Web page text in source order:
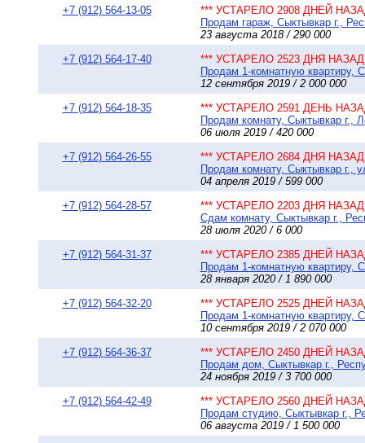
+7 (912) 564-13-05
*** УСТАРЕЛО 2908 ДНЕЙ
Продам гараж, Сыктывкар г.,
23 августа 2018 / 290 000
+7 (912) 564-17-40
*** УСТАРЕЛО 2523 ДНЯ НАЗАД
Продам 1-комнатную квартиру,
12 сентября 2019 / 2 000 000
+7 (912) 564-18-35
*** УСТАРЕЛО 2591 ДЕНЬ
Продам комнату, Сыктывкар г.,
06 июля 2019 / 420 000
+7 (912) 564-26-55
*** УСТАРЕЛО 2684 ДНЯ НАЗАД
Продам комнату, Сыктывкар г.,
04 апреля 2019 / 599 000
+7 (912) 564-28-57
*** УСТАРЕЛО 2203 ДНЯ НАЗАД
Сдам комнату, Сыктывкар г.,
28 июля 2020 / 6 000
+7 (912) 564-31-37
*** УСТАРЕЛО 2385 ДНЕЙ
Продам 1-комнатную квартиру,
28 января 2020 / 1 890 000
+7 (912) 564-32-20
*** УСТАРЕЛО 2525 ДНЕЙ
Продам 1-комнатную квартиру,
10 сентября 2019 / 2 070 000
+7 (912) 564-36-37
*** УСТАРЕЛО 2450 ДНЕЙ
Продам дом, Сыктывкар г.,
24 ноября 2019 / 3 700 000
+7 (912) 564-42-49
*** УСТАРЕЛО 2560 ДНЕЙ
Продам студию, Сыктывкар г.,
06 августа 2019 / 1 500 000